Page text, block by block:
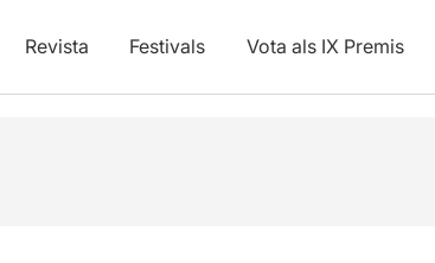
Revista Festivals Vota als IX Premis